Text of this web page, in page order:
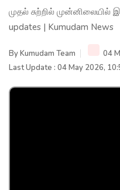
முதல் சுற்றில் முன்னிலையில்
updates | Kumudam News
ByKumudam Team
04
Last Update : 04 May 2026,